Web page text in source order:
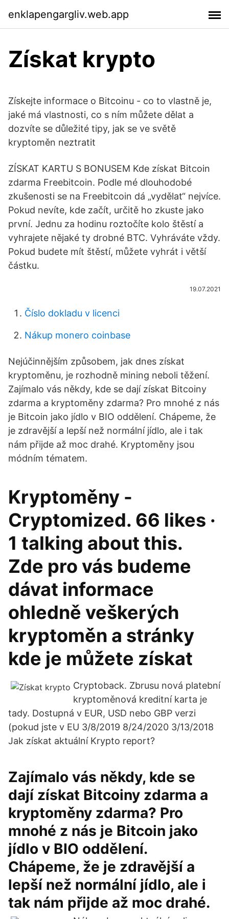
enklapengargliv.web.app
Získat krypto
Získejte informace o Bitcoinu - co to vlastně je,
jaké má vlastnosti, co s ním můžete dělat a
dozvíte se důležité tipy, jak se ve světě
kryptoměn neztratit
ZÍSKAT KARTU S BONUSEM Kde získat Bitcoin
zdarma Freebitcoin. Podle mé dlouhodobé
zkušenosti se na Freebitcoin dá „vydělat“ nejvíce.
Pokud nevíte, kde začít, určitě ho zkuste jako
první. Jednu za hodinu roztočíte kolo štěstí a
vyhrajete nějaké ty drobné BTC. Vyhráváte vždy.
Pokud budete mít štěstí, můžete vyhrát i větší
částku.
19.07.2021
Číslo dokladu v licenci
Nákup monero coinbase
Nejúčinnějším způsobem, jak dnes získat
kryptoměnu, je rozhodně mining neboli těžení.
Zajímalo vás někdy, kde se dají získat Bitcoiny
zdarma a kryptoměny zdarma? Pro mnohé z nás
je Bitcoin jako jídlo v BIO oddělení. Chápeme, že
je zdravější a lepší než normální jídlo, ale i tak
nám přijde až moc drahé. Kryptoměny jsou
módním tématem.
Kryptoměny -
Cryptomized. 66 likes ·
1 talking about this.
Zde pro vás budeme
dávat informace
ohledně veškerých
kryptoměn a stránky
kde je můžete získat
Cryptoback. Zbrusu nová platební
kryptoměnová kreditní karta je
tady. Dostupná v EUR, USD nebo GBP verzi
(pokud jste v EU 3/8/2019 8/24/2020 3/13/2018
Jak získat aktuální Krypto report?
Zajímalo vás někdy, kde se
dají získat Bitcoiny zdarma a
kryptoměny zdarma? Pro
mnohé z nás je Bitcoin jako
jídlo v BIO oddělení.
Chápeme, že je zdravější a
lepší než normální jídlo, ale i
tak nám přijde až moc drahé.